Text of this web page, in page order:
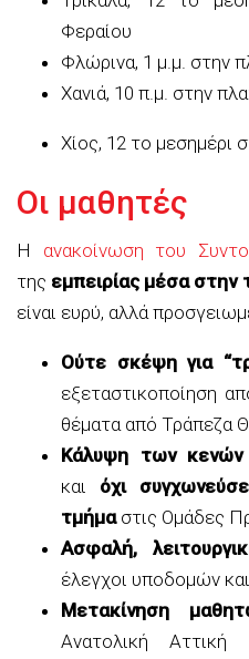
Φεραίου
Φλώρινα, 1 μ.μ. στην
Χανιά, 10 π.μ. στην
Χίος, 12 το μεσημέρι
Οι μαθητές
Η ανακοίνωση του
της εμπειρίας μέσα στην
είναι ευρύ, αλλά
Ούτε σκέψη για
εξεταστικοποίηση
θέματα από Τράπεζα
Κάλυψη των κενών
και όχι
τμήμαστις Ομάδες
Ασφαλή,
έλεγχοι υποδομών
Μετακίνηση
Ανατολική